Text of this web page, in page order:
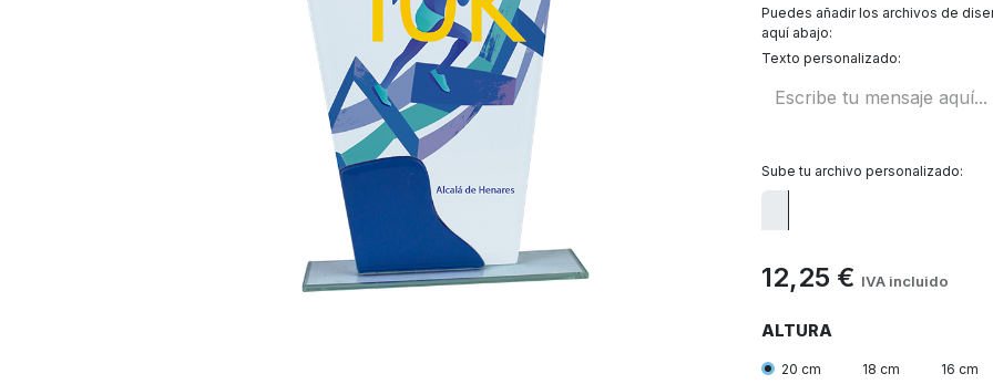
Puedes añadir los archivos de
aquí abajo:
Texto personalizado:
Sube tu archivo personalizado:
12,25 € IVA incluido
ALTURA
20 cm 18 cm 16 cm